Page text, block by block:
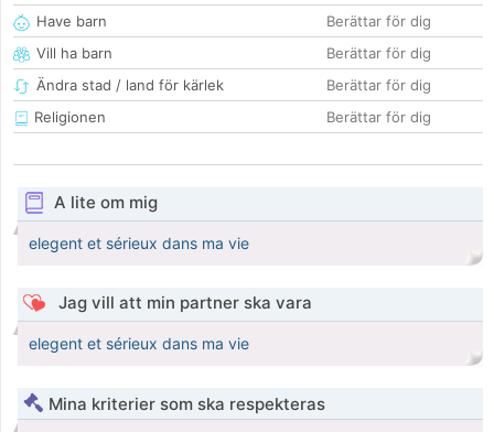
Have barn
Berättar för dig
Vill ha barn
Berättar för dig
Ändra stad / land för kärlek
Berättar för dig
Religionen
Berättar för dig
A lite om mig
elegent et sérieux dans ma vie
Jag vill att min partner ska vara
elegent et sérieux dans ma vie
Mina kriterier som ska respekteras